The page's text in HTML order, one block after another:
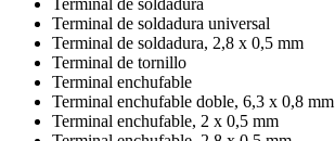
Terminal de soldadura
Terminal de soldadura universal
Terminal de soldadura, 2,8 x 0,5 mm
Terminal de tornillo
Terminal enchufable
Terminal enchufable doble, 6,3 x 0,8 mm
Terminal enchufable, 2 x 0,5 mm